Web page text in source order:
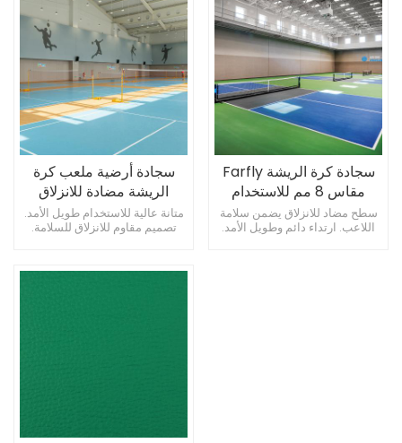
سجادة أرضية ملعب كرة
الريشة مضادة للانزلاق
مقاس 4.0 ملم باللون
الأزرق
متانة عالية للاستخدام طويل الأمد.
تصميم مقاوم للانزلاق للسلامة.
سجادة كرة الريشة Farfly
مقاس 8 مم للاستخدام
الداخلي والخارجي
سطح مضاد للانزلاق يضمن سلامة
اللاعب. ارتداء دائم وطويل الأمد.